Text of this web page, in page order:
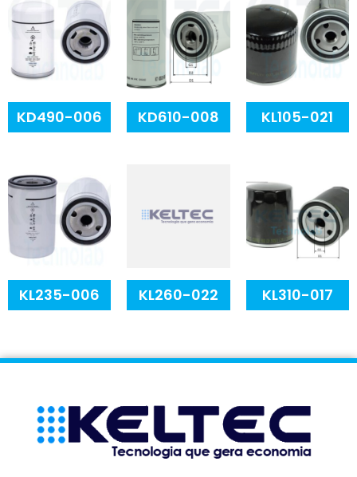
KD490-006 KD610-008 KL105-021
KL235-006 KL260-022 KL310-017